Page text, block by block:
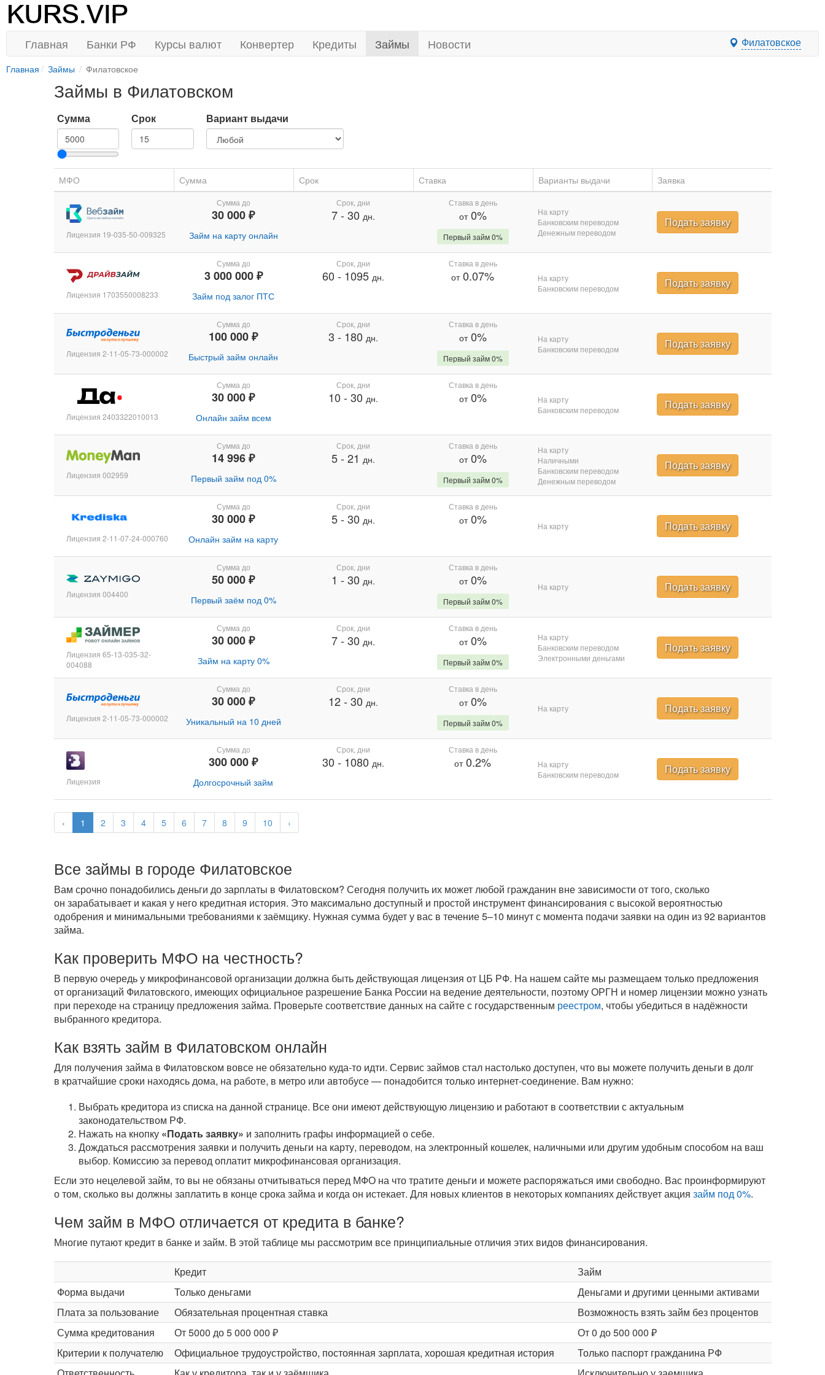
Главная Банки РФ Курсы валют Конвертер Кредиты Займы Новости Филатовское
Главная Займы Филатовское
Займы в Филатовском
Сумма Срок Вариант выдачи
МФО Сумма Срок Ставка Варианты выдачи Заявка
‹ 1 2 3 4 5 6 7 8 9 10 ›
Лицензия 19-035-50-009325
Сумма до
30 000 ₽
Займ на карту онлайн
Срок, дни
7- 30 дн.
Ставка в день
от0%
Первый займ 0%
На карту
Банковским переводом
Денежным переводом
Подать заявку
Лицензия 1703550008233
Сумма до
3 000 000 ₽
Займ под залог ПТС
Срок, дни
60 - 1095 дн.
Ставка в день
от0.07%
На карту
Банковским переводом
Подать заявку
Лицензия 2-11-05-73-000002
Сумма до
100 000 ₽
Быстрый займ онлайн
Срок, дни
3 - 180 дн.
Ставка в день
от0%
Первый займ 0%
На карту
Банковским переводом
Подать заявку
Лицензия 2403322010013
Сумма до
30 000 ₽
Онлайн займ всем
Срок, дни
10 - 30 дн.
Ставка в день
от0%
На карту
Банковским переводом
Подать заявку
Лицензия 002959
Сумма до
14 996 ₽
Первый займ под 0%
Срок, дни
5- 21 дн.
Ставка в день
от0%
Первый займ 0%
На карту
Наличными
Банковским переводом
Денежным переводом
Подать заявку
Лицензия 2-11-07-24-000760
Сумма до
30 000 ₽
Онлайн займ на карту
Срок, дни
5- 30 дн.
Ставка в день
от0% На карту Подать заявку
Лицензия 004400
Сумма до
50 000 ₽
Первый заём под 0%
Срок, дни
1 - 30 дн.
Ставка в день
от0%
Первый займ 0%
На карту Подать заявку
Лицензия 65-13-035-32-
004088
Сумма до
30 000 ₽
Займ на карту 0%
Срок, дни
7- 30 дн.
Ставка в день
от0%
Первый займ 0%
На карту
Банковским переводом
Электронными деньгами
Подать заявку
Лицензия 2-11-05-73-000002
Сумма до
30 000 ₽
Уникальный на 10 дней
Срок, дни
12- 30 дн.
Ставка в день
от0%
Первый займ 0%
На карту Подать заявку
Лицензия
Сумма до
300 000 ₽
Долгосрочный займ
Срок, дни
30 - 1080 дн.
Ставка в день
от0.2%
На карту
Банковским переводом
Подать заявку
Все займы в городе Филатовское
Вам срочно понадобились деньги до зарплаты в Филатовском? Сегодня получить их может любой гражданин вне зависимости от того, сколько
он зарабатывает и какая у него кредитная история. Это максимально доступный и простой инструмент финансирования с высокой вероятностью
одобрения и минимальными требованиями к заёмщику. Нужная сумма будет у вас в течение 5–10 минут с момента подачи заявки на один из 92 вариантов
займа.
Как проверить МФО на честность?
В первую очередь у микрофинансовой организации должна быть действующая лицензия от ЦБ РФ. На нашем сайте мы размещаем только предложения
от организаций Филатовского, имеющих официальное разрешение Банка России на ведение деятельности, поэтому ОРГН и номер лицензии можно узнать
при переходе на страницу предложения займа. Проверьте соответствие данных на сайте с государственным реестром, чтобы убедиться в надёжности
выбранного кредитора.
Как взять займ в Филатовском онлайн
Для получения займа в Филатовском вовсе не обязательно куда-тоидти. Сервис займов стал настолько доступен, что вы можете получить деньги в долг
в кратчайшие сроки находясь дома, на работе, в метро или автобусе — понадобится только интернет-соединение. Вам нужно:
Выбрать кредитора из списка на данной странице. Все они имеют действующую лицензию и работают в соответствии с актуальным
законодательством РФ.
Нажать на кнопку «Подать заявку» и заполнить графы информацией о себе.
Дождаться рассмотрения заявки и получить деньги на карту, переводом, на электронный кошелек, наличными или другим удобным способом на ваш
выбор. Комиссию за перевод оплатит микрофинансовая организация.
Если это нецелевой займ, то вы не обязаны отчитываться перед МФО на что тратите деньги и можете распоряжаться ими свободно. Вас проинформируют
о том, сколько вы должны заплатить в конце срока займа и когда он истекает. Для новых клиентов в некоторых компаниях действует акция займ под 0%.
Чем займ в МФО отличается от кредита в банке?
Многие путают кредит в банке и займ. В этой таблице мы рассмотрим все принципиальные отличия этих видов финансирования.
Кредит
Займ
Форма выдачи
Только деньгами
Деньгами и другими ценными активами
Плата за пользование
Обязательная процентная ставка
Возможность взять займ без процентов
Сумма кредитования
От 5000 до 5 000 000 ₽
От 0 до 500 000 ₽
Критерии к получателю
Официальное трудоустройство, постоянная зарплата, хорошая кредитная история
Только паспорт гражданина РФ